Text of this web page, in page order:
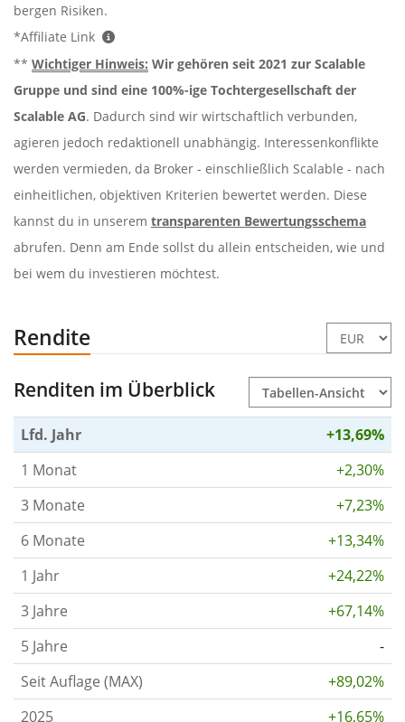
bergen Risiken.
*Affiliate Link
** Wichtiger Hinweis: Wir gehören seit 2021 zur Scalable
Gruppe und sind eine 100%-ige Tochtergesellschaft der
Scalable AG. Dadurch sind wir wirtschaftlich verbunden,
agieren jedoch redaktionell unabhängig. Interessenkonflikte
werden vermieden, da Broker - einschließlich Scalable - nach
einheitlichen, objektiven Kriterien bewertet werden. Diese
kannst du in unserem transparenten Bewertungsschema
abrufen. Denn am Ende sollst du allein entscheiden, wie und
bei wem du investieren möchtest.
Rendite
Renditen im Überblick
Lfd. Jahr
+13,69%
1 Monat
+2,30%
3 Monate
+7,23%
6 Monate
+13,34%
1 Jahr
+24,22%
3 Jahre
+67,14%
5 Jahre
-
Seit Auflage (MAX)
+89,02%
2025
+16,65%